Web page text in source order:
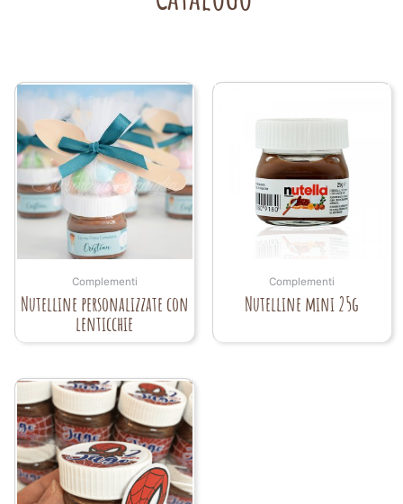
Complementi
Nutelline personalizzate con
lenticchie
Complementi
Nutelline mini 25g